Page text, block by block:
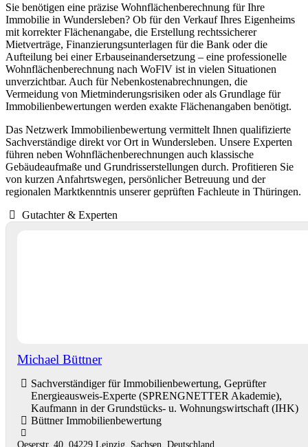
Sie benötigen eine präzise Wohnflächenberechnung für Ihre
Immobilie in Wundersleben? Ob für den Verkauf Ihres Eigenheims
mit korrekter Flächenangabe, die Erstellung rechtssicherer
Mietverträge, Finanzierungsunterlagen für die Bank oder die
Aufteilung bei einer Erbauseinandersetzung – eine professionelle
Wohnflächenberechnung nach WoFlV ist in vielen Situationen
unverzichtbar. Auch für Nebenkostenabrechnungen, die
Vermeidung von Mietminderungsrisiken oder als Grundlage für
Immobilienbewertungen werden exakte Flächenangaben benötigt.
Das Netzwerk Immobilienbewertung vermittelt Ihnen qualifizierte
Sachverständige direkt vor Ort in Wundersleben. Unsere Experten
führen neben Wohnflächenberechnungen auch klassische
Gebäudeaufmaße und Grundrisserstellungen durch. Profitieren Sie
von kurzen Anfahrtswegen, persönlicher Betreuung und der
regionalen Marktkenntnis unserer geprüften Fachleute in Thüringen.
Gutachter & Experten
Michael Büttner
Sachverständiger für Immobilienbewertung, Geprüfter
Energieausweis-Experte (SPRENGNETTER Akademie),
Kaufmann in der Grundstücks- u. Wohnungswirtschaft (IHK)
Büttner Immobilienbewertung
Oeserstr. 40, 04229 Leipzig, Sachsen, Deutschland